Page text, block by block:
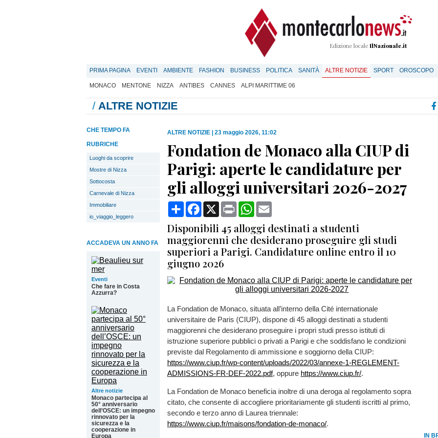
Edizione locale IlNazionale.it
PRIMA PAGINA EVENTI AMBIENTE FASHION BUSINESS POLITICA SANITÀ ALTRE NOTIZIE SPORT OROSCOPO
MONACO MENTONE NIZZA ANTIBES CANNES ALPI MARITTIME 06
/ ALTRE NOTIZIE
IN
CHE TEMPO FA
RUBRICHE
Luoghi da scoprire
Mostre di Nizza
Sottocosta
Carnevale di Nizza
Immobiliare
io_viaggio_leggero
ACCADEVA UN ANNO FA
Eventi
Che fare in Costa
Azzurra?
Altre notizie
Monaco partecipa al
50° anniversario
dell’OSCE: un impegno
rinnovato per la
sicurezza e la
cooperazione in
Europa
ALTRE NOTIZIE 23 maggio 2026, 11:02
Fondation de Monaco alla CIUP di
Parigi: aperte le candidature per
gli alloggi universitari 2026-2027
CondividiFacebook
X Print WhatsApp
Disponibili 45 alloggi destinati a studenti
maggiorenni che desiderano proseguire gli studi
superiori a Parigi. Candidature online entro il 10
giugno 2026
La Fondation de Monaco, situata all’interno della Cité internationale
universitaire de Paris (CIUP), dispone di 45 alloggi destinati a studenti
maggiorenni che desiderano proseguire i propri studi presso istituti di
istruzione superiore pubblici o privati a Parigi e che soddisfano le condizioni
previste dal Regolamento di ammissione e soggiorno della CIUP:
https://www.ciup.fr/wp-content/uploads/2022/03/annexe-1-REGLEMENT-
ADMISSIONS-FR-DEF-2022.pdf, oppure https://www.ciup.fr/.
La Fondation de Monaco beneficia inoltre di una deroga al regolamento sopra
citato, che consente di accogliere prioritariamente gli studenti iscritti al primo,
secondo e terzo anno di Laurea triennale:
https://www.ciup.fr/maisons/fondation-de-monaco/.